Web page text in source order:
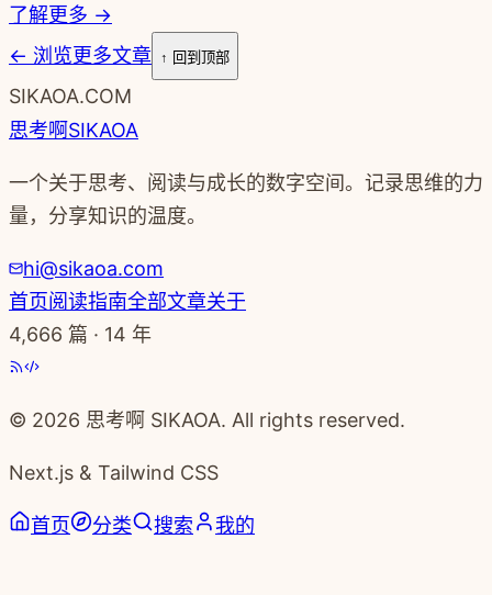
了解更多 →
← 浏览更多文章 ↑ 回到顶部
SIKAOA.COM
思考啊SIKAOA
一个关于思考、阅读与成长的数字空间。记录思维的力
量，分享知识的温度。
hi@sikaoa.com
首页阅读指南全部文章关于
4,666 篇 · 14 年
© 2026 思考啊 SIKAOA. All rights reserved.
Next.js & Tailwind CSS
首页 分类 搜索 我的